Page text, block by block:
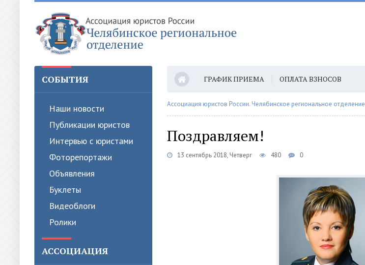
СОБЫТИЯ
Наши новости
Публикации юристов
Интервью с юристами
Фоторепортажи
Объявления
Буклеты
Видеоблоги
Ролики
АССОЦИАЦИЯ
ГРАФИК ПРИЕМА ОПЛАТА ВЗНОСОВ
ОПЛАТА ЕЖЕГОДНЫХ ВЗНОСОВ ПО СБП
Ассоциация юристов России. Челябинское региональное отделение
Поздравляем!
13 сентябрь 2018, Четверг 480 0